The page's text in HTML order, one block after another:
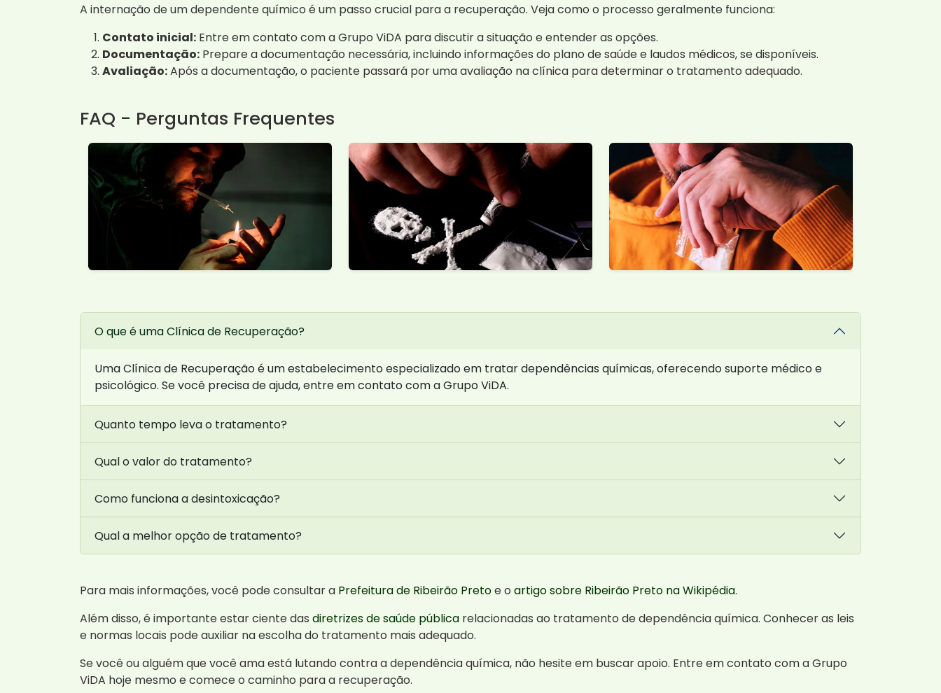
A internação de um dependente químico é um passo crucial para a recuperação. Veja como o processo geralmente funciona:
Contato inicial: Entre em contato com a Grupo ViDA para discutir a situação e entender as opções.
Documentação: Prepare a documentação necessária, incluindo informações do plano de saúde e laudos médicos, se disponíveis.
Avaliação:Após a documentação, o paciente passará por uma avaliação na clínica para determinar o tratamento adequado.
FAQ - Perguntas Frequentes
O que é uma Clínica de Recuperação?
Uma Clínica de Recuperação é um estabelecimento especializado em tratar dependências químicas, oferecendo suporte médico e
psicológico. Se você precisa de ajuda, entre em contato com a Grupo ViDA.
Quanto tempo leva o tratamento?
Qual o valor do tratamento?
Como funciona a desintoxicação?
Qual a melhor opção de tratamento?
Para mais informações, você pode consultar a Prefeitura de Ribeirão Pretoe o artigo sobre Ribeirão Preto na Wikipédia.
Além disso, é importante estar ciente das diretrizes de saúde pública relacionadas ao tratamento de dependência química. Conhecer as leis
e normas locais pode auxiliar na escolha do tratamento mais adequado.
Se você ou alguém que você ama está lutando contra a dependência química, não hesite em buscar apoio. Entre em contato com a Grupo
ViDA hoje mesmo e comece o caminho para a recuperação.